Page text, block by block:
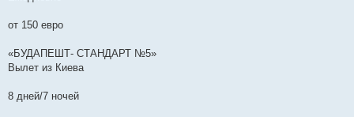
от 150 евро
«БУДАПЕШТ- СТАНДАРТ №5»
Вылет из Киева
8 дней/7 ночей